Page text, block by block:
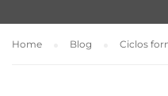
Home Blog Ciclos